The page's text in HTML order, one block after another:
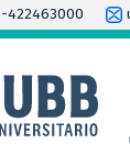
422463000